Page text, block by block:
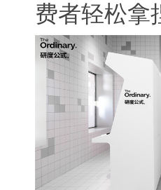
费者轻松拿